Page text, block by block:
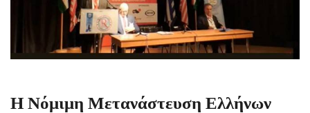
Η Νόμιμη Μετανάστευση Ελλήνων